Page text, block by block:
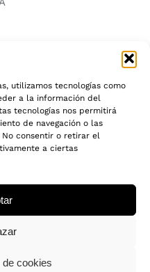
utilizamos tecnologías como
a la información del
tecnologías nos permitirá
de navegación o las
consentir o retirar el
a ciertas
de cookies